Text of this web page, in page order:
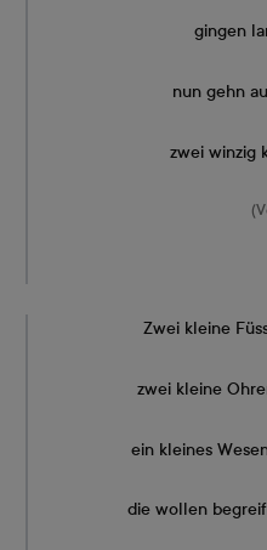
gingen
nun gehn
zwei winzig
Zwei kleine
zwei kleine
ein kleines
die wollen